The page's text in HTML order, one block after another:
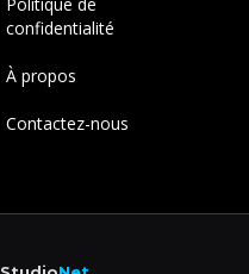
confidentialité
À propos
Contactez-nous